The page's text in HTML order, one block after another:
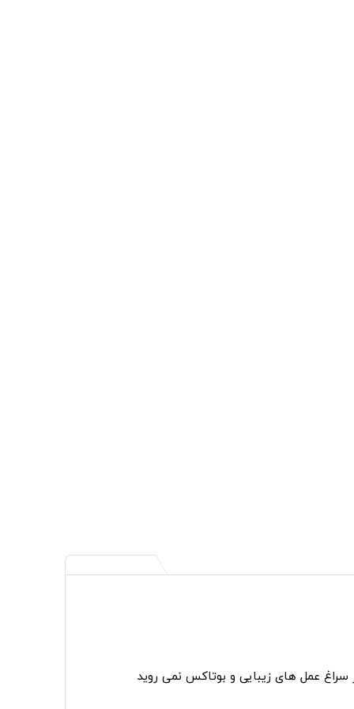
سراغ عمل های زیبایی و بوتاکس نمی روید